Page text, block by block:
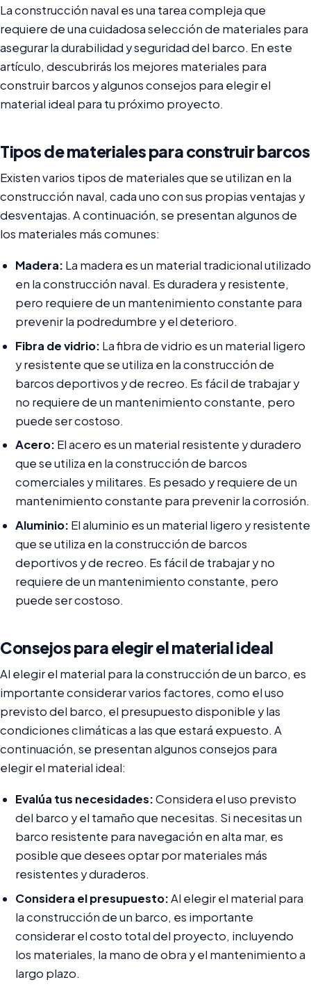
La construcción naval es una tarea compleja que
requiere de una cuidadosa selección de materiales para
asegurar la durabilidad y seguridad del barco. En este
artículo, descubrirás los mejores materiales para
construir barcos y algunos consejos para elegir el
material ideal para tu próximo proyecto.
Tipos de materiales para construir barcos
Existen varios tipos de materiales que se utilizan en la
construcción naval, cada uno con sus propias ventajas y
desventajas. A continuación, se presentan algunos de
los materiales más comunes:
Madera: La madera es un material tradicional utilizado
en la construcción naval. Es duradera y resistente,
pero requiere de un mantenimiento constante para
prevenir la podredumbre y el deterioro.
Fibra de vidrio: La fibra de vidrio es un material ligero
y resistente que se utiliza en la construcción de
barcos deportivos y de recreo. Es fácil de trabajar y
no requiere de un mantenimiento constante, pero
puede ser costoso.
Acero: El acero es un material resistente y duradero
que se utiliza en la construcción de barcos
comerciales y militares. Es pesado y requiere de un
mantenimiento constante para prevenir la corrosión.
Aluminio: El aluminio es un material ligero y resistente
que se utiliza en la construcción de barcos
deportivos y de recreo. Es fácil de trabajar y no
requiere de un mantenimiento constante, pero
puede ser costoso.
Consejos para elegir el material ideal
Al elegir el material para la construcción de un barco, es
importante considerar varios factores, como el uso
previsto del barco, el presupuesto disponible y las
condiciones climáticas a las que estará expuesto. A
continuación, se presentan algunos consejos para
elegir el material ideal:
Evalúa tus necesidades:Considera el uso previsto
del barco y el tamaño que necesitas. Si necesitas un
barco resistente para navegación en alta mar, es
posible que desees optar por materiales más
resistentes y duraderos.
Considera el presupuesto:Al elegir el material para
la construcción de un barco, es importante
considerar el costo total del proyecto, incluyendo
los materiales, la mano de obra y el mantenimiento a
largo plazo.